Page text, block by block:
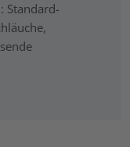
Standard-